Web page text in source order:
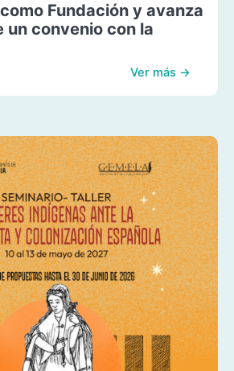
Fundación y avanza
un convenio con la
Ver más →